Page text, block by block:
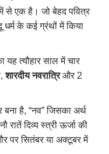
में से एक है। जो बेहद पवित्र
धर्म के कई ग्रंथों में किया
यह त्यौहार साल में चार
,शारदीय नवरात्रिऔर 2
बना है, “नव” जिसका अर्थ
रातें दिव्य स्त्री ऊर्जा की
पर सितंबर या अक्टूबर में